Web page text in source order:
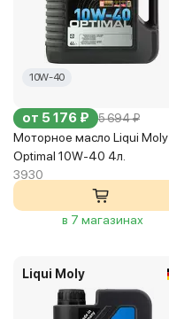
10W-40
от 5 176 ₽ 5 694 ₽
Моторное масло Liqui Moly
Optimal 10W-40 4л.
3930
в 7 магазинах
Liqui Moly